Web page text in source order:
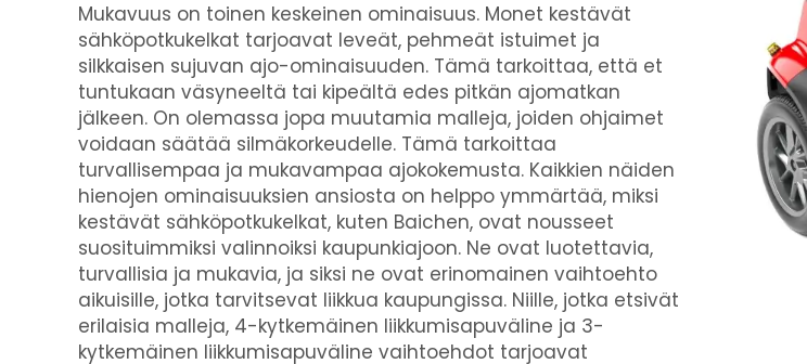
Mukavuus on toinen keskeinen ominaisuus. Monet kestävät
sähköpotkukelkat tarjoavat leveät, pehmeät istuimet ja
silkkaisen sujuvan ajo-ominaisuuden. Tämä tarkoittaa, että et
tuntukaan väsyneeltä tai kipeältä edes pitkän ajomatkan
jälkeen. On olemassa jopa muutamia malleja, joiden ohjaimet
voidaan säätää silmäkorkeudelle. Tämä tarkoittaa
turvallisempaa ja mukavampaa ajokokemusta. Kaikkien näiden
hienojen ominaisuuksien ansiosta on helppo ymmärtää, miksi
kestävät sähköpotkukelkat, kuten Baichen, ovat nousseet
suosituimmiksi valinnoiksi kaupunkiajoon. Ne ovat luotettavia,
turvallisia ja mukavia, ja siksi ne ovat erinomainen vaihtoehto
aikuisille, jotka tarvitsevat liikkua kaupungissa. Niille, jotka etsivät
erilaisia malleja, 4-kytkemäinen liikkumisapuväline ja 3-
kytkemäinen liikkumisapuväline vaihtoehdot tarjoavat